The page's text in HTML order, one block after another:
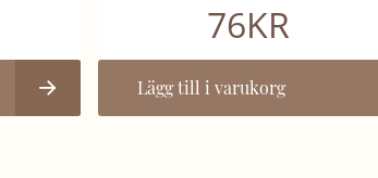
76KR
Lägg till i varukorg